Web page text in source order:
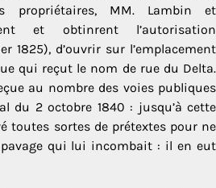
propriétaires, MM. Lambin et
et obtinrent l’autorisation
1825), d’ouvrir sur l’emplacement
qui reçut le nom de rue du Delta.
au nombre des voies publiques
du 2 octobre 1840 : jusqu’à cette
toutes sortes de prétextes pour ne
qui lui incombait : il en eut